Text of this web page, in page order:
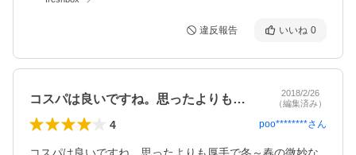
違反報告 いいね 0
コスパは良いですね。思ったよりも厚手で…
2018/2/26
（編集済み）
4 poo********さん